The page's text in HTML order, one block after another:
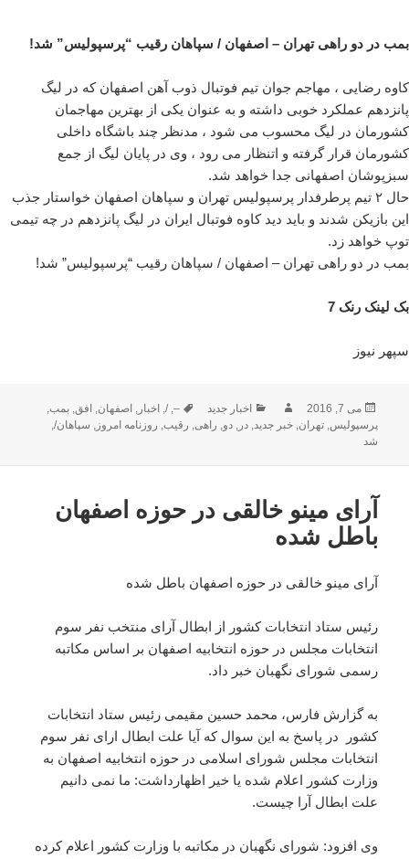
بمب در دو راهی تهران – اصفهان / سپاهان رقیب “پرسپولیس” شد!
کاوه رضایی ، مهاجم جوان تیم فوتبال ذوب آهن اصفهان که در لیگ
پانزدهم عملکرد خوبی داشته و به عنوان یکی از بهترین مهاجمان
کشورمان در لیگ محسوب می شود ، مدنظر چند باشگاه داخلی
کشورمان قرار گرفته و اتنظار می رود ، وی در پایان لیگ از جمع
سبزپوشان اصفهانی جدا خواهد شد.
حال ۲ تیم پرطرفدار پرسپولیس تهران و سپاهان اصفهان خواستار جذب
این بازیکن شدند و باید دید کاوه فوتبال ایران در لیگ پانزدهم در چه تیمی
توپ خواهد زد.
بمب در دو راهی تهران – اصفهان / سپاهان رقیب “پرسپولیس” شد!
بک لینک رنک 7
سپهر نیوز
ارسال
شده
می 7, 2016 نویسندهدسته‌ها
اخبار جدید برچسب‌ها
–
,
/
,اخبار ,اصفهان ,افق ,بمب
پرسپولیس ,تهران ,خبر جدید ,در ,دو راهی رقیب روزنامه امروز سپاهان/
شد
آرای مینو خالقی در حوزه اصفهان
باطل شده
آرای مینو خالقی در حوزه اصفهان باطل شده
رئیس ستاد انتخابات کشور از ابطال آرای منتخب نفر سوم
انتخابات مجلس در حوزه انتخابیه اصفهان بر اساس مکاتبه
رسمی شورای نگهبان خبر داد.
به گزارش فارس، محمد حسین مقیمی رئیس ستاد انتخابات
کشور در پاسخ به این سوال که آیا علت ابطال ارای نفر سوم
انتخابات مجلس شورای اسلامی در حوزه انتخابیه اصفهان به
وزارت کشور اعلام شده یا خیر اظهارداشت: ما نمی دانیم
علت ابطال آرا چیست.
وی افزود: شورای نگهبان در مکاتبه با وزارت کشور اعلام کرده